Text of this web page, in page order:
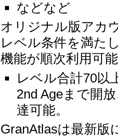
などなど
オリジナル版アカ
レベル条件を満た
機能が順次利用可
レベル合計70以
2nd Ageまで開
達可能。
GranAtlasは最新